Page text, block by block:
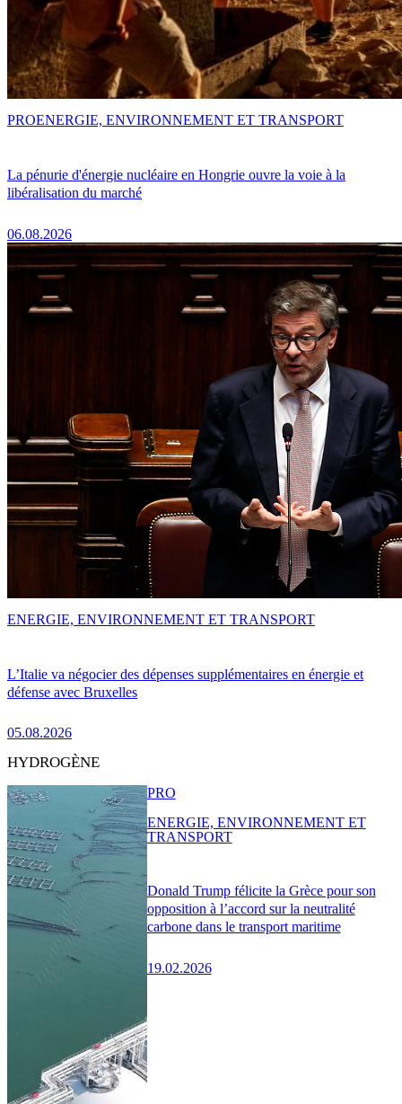
La pénurie d'énergie nucléaire en Hongrie ouvre la voie à la
libéralisation du marché
06.08.2026
PROENERGIE, ENVIRONNEMENT ET TRANSPORT
L’Italie va négocier des dépenses supplémentaires en énergie et
défense avec Bruxelles
05.08.2026
ENERGIE, ENVIRONNEMENT ET TRANSPORT
HYDROGÈNE
Donald Trump félicite la Grèce pour son
opposition à l’accord sur la neutralité
carbone dans le transport maritime
19.02.2026
PRO
ENERGIE, ENVIRONNEMENT ET
TRANSPORT